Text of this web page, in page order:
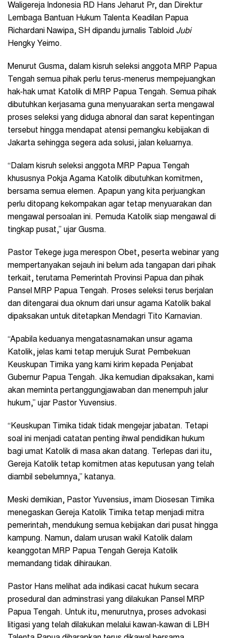
Waligereja Indonesia RD Hans Jeharut Pr, dan Direktur
Lembaga Bantuan Hukum Talenta Keadilan Papua
Richardani Nawipa, SH dipandu jurnalis Tabloid Jubi
Hengky Yeimo.
Menurut Gusma, dalam kisruh seleksi anggota MRP Papua
Tengah semua pihak perlu terus-menerus mempejuangkan
hak-hak umat Katolik di MRP Papua Tengah. Semua pihak
dibutuhkan kerjasama guna menyuarakan serta mengawal
proses seleksi yang diduga abnoral dan sarat kepentingan
tersebut hingga mendapat atensi pemangku kebijakan di
Jakarta sehingga segera ada solusi, jalan keluarnya.
“Dalam kisruh seleksi anggota MRP Papua Tengah
khususnya Pokja Agama Katolik dibutuhkan komitmen,
bersama semua elemen. Apapun yang kita perjuangkan
perlu ditopang kekompakan agar tetap menyuarakan dan
mengawal persoalan ini. Pemuda Katolik siap mengawal di
tingkap pusat,” ujar Gusma.
Pastor Tekege juga merespon Obet, peserta webinar yang
mempertanyakan sejauh ini belum ada tangapan dari pihak
terkait, terutama Pemerintah Provinsi Papua dan pihak
Pansel MRP Papua Tengah. Proses seleksi terus berjalan
dan ditengarai dua oknum dari unsur agama Katolik bakal
dipaksakan untuk ditetapkan Mendagri Tito Karnavian.
“Apabila keduanya mengatasnamakan unsur agama
Katolik, jelas kami tetap merujuk Surat Pembekuan
Keuskupan Timika yang kami kirim kepada Penjabat
Gubernur Papua Tengah. Jika kemudian dipaksakan, kami
akan meminta pertanggungjawaban dan menempuh jalur
hukum,” ujar Pastor Yuvensius.
“Keuskupan Timika tidak tidak mengejar jabatan. Tetapi
soal ini menjadi catatan penting ihwal pendidikan hukum
bagi umat Katolik di masa akan datang. Terlepas dari itu,
Gereja Katolik tetap komitmen atas keputusan yang telah
diambil sebelumnya,” katanya.
Meski demikian, Pastor Yuvensius, imam Diosesan Timika
menegaskan Gereja Katolik Timika tetap menjadi mitra
pemerintah, mendukung semua kebijakan dari pusat hingga
kampung. Namun, dalam urusan wakil Katolik dalam
keanggotan MRP Papua Tengah Gereja Katolik
memandang tidak dihiraukan.
Pastor Hans melihat ada indikasi cacat hukum secara
prosedural dan adminstrasi yang dilakukan Pansel MRP
Papua Tengah. Untuk itu, menurutnya, proses advokasi
litigasi yang telah dilakukan melalui kawan-kawan di LBH